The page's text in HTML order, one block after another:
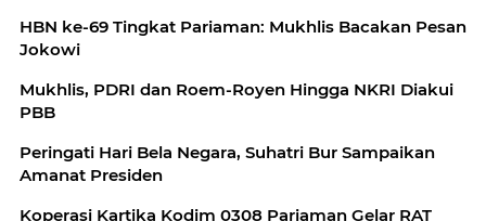
HBN ke-69 Tingkat Pariaman: Mukhlis Bacakan Pesan
Jokowi
Mukhlis, PDRI dan Roem-Royen Hingga NKRI Diakui
PBB
Peringati Hari Bela Negara, Suhatri Bur Sampaikan
Amanat Presiden
Koperasi Kartika Kodim 0308 Pariaman Gelar RAT